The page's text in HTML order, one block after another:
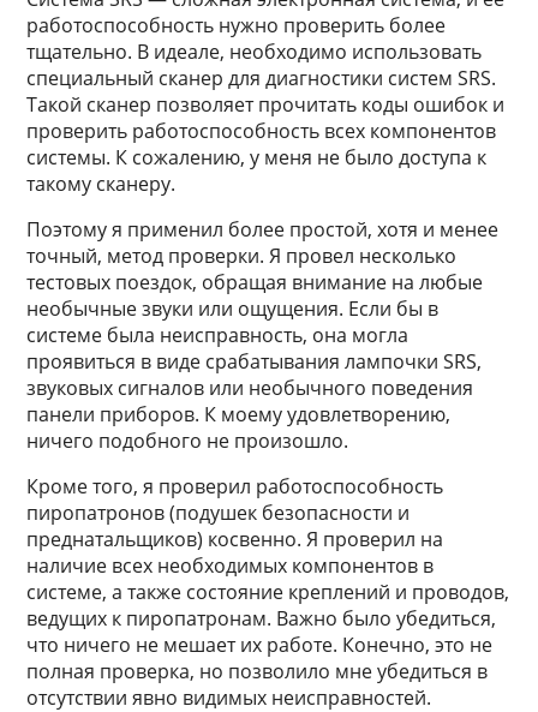
работоспособность нужно проверить более
тщательно. В идеале, необходимо использовать
специальный сканер для диагностики систем SRS.
Такой сканер позволяет прочитать коды ошибок и
проверить работоспособность всех компонентов
системы. К сожалению, у меня не было доступа к
такому сканеру.
Поэтому я применил более простой, хотя и менее
точный, метод проверки. Я провел несколько
тестовых поездок, обращая внимание на любые
необычные звуки или ощущения. Если бы в
системе была неисправность, она могла
проявиться в виде срабатывания лампочки SRS,
звуковых сигналов или необычного поведения
панели приборов. К моему удовлетворению,
ничего подобного не произошло.
Кроме того, я проверил работоспособность
пиропатронов (подушек безопасности и
преднатальщиков) косвенно. Я проверил на
наличие всех необходимых компонентов в
системе, а также состояние креплений и проводов,
ведущих к пиропатронам. Важно было убедиться,
что ничего не мешает их работе. Конечно, это не
полная проверка, но позволило мне убедиться в
отсутствии явно видимых неисправностей.